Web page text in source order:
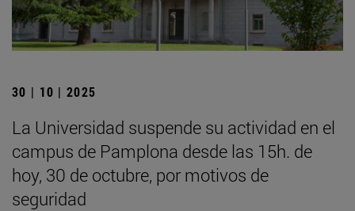
30 | 10 | 2025
La Universidad suspende su actividad en el
campus de Pamplona desde las 15h. de
hoy, 30 de octubre, por motivos de
seguridad